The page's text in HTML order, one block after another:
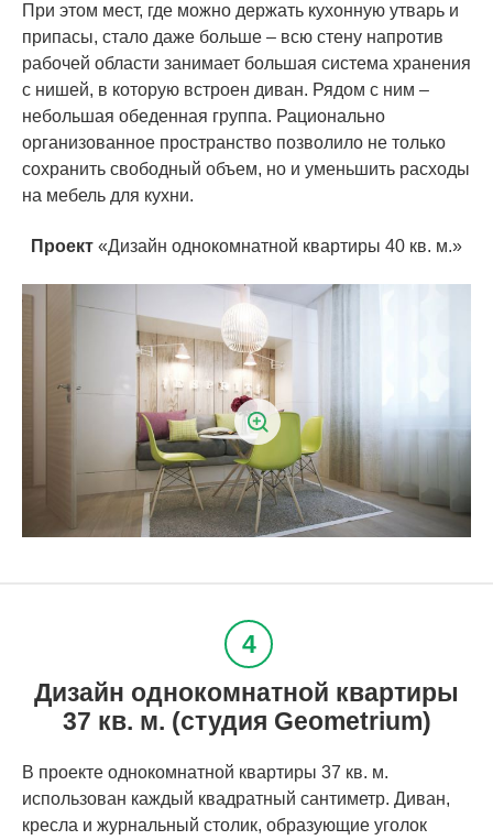
При этом мест, где можно держать кухонную утварь и
припасы, стало даже больше – всю стену напротив
рабочей области занимает большая система хранения
с нишей, в которую встроен диван. Рядом с ним –
небольшая обеденная группа. Рационально
организованное пространство позволило не только
сохранить свободный объем, но и уменьшить расходы
на мебель для кухни.
Проект «Дизайн однокомнатной квартиры 40 кв. м.»
Дизайн однокомнатной квартиры
37 кв. м. (студия Geometrium)
В проекте однокомнатной квартиры 37 кв. м.
использован каждый квадратный сантиметр. Диван,
кресла и журнальный столик, образующие уголок